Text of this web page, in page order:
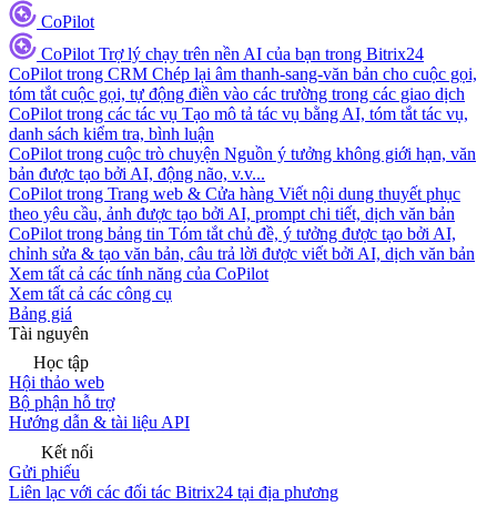
CoPilot
CoPilot Trợ lý chạy trên nền AI của bạn trong Bitrix24
CoPilot trong CRM Chép lại âm thanh-sang-văn bản cho cuộc gọi,
tóm tắt cuộc gọi, tự động điền vào các trường trong các giao dịch
CoPilot trong các tác vụ Tạo mô tả tác vụ bằng AI, tóm tắt tác vụ,
danh sách kiểm tra, bình luận
CoPilot trong cuộc trò chuyện Nguồn ý tưởng không giới hạn, văn
bản được tạo bởi AI, động não, v.v...
CoPilot trong Trang web & Cửa hàng Viết nội dung thuyết phục
theo yêu cầu, ảnh được tạo bởi AI, prompt chi tiết, dịch văn bản
CoPilot trong bảng tin Tóm tắt chủ đề, ý tưởng được tạo bởi AI,
chỉnh sửa & tạo văn bản, câu trả lời được viết bởi AI, dịch văn bản
Xem tất cả các tính năng của CoPilot
Xem tất cả các công cụ
Bảng giá
Tài nguyên
Học tập
Hội thảo web
Bộ phận hỗ trợ
Hướng dẫn & tài liệu API
Kết nối
Gửi phiếu
Liên lạc với các đối tác Bitrix24 tại địa phương